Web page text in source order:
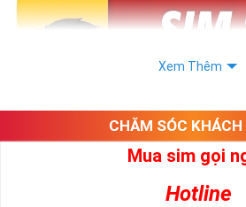
Xem Thêm
CHĂM SÓC KHÁCH
Mua sim gọi
Hotline